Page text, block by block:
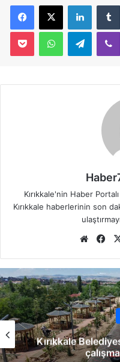
Telegram
Kırıkkale'nin Haber
Kırıkkale haberlerinin son
We
sit
esi
Fa
bo
ok
Kırıkkale